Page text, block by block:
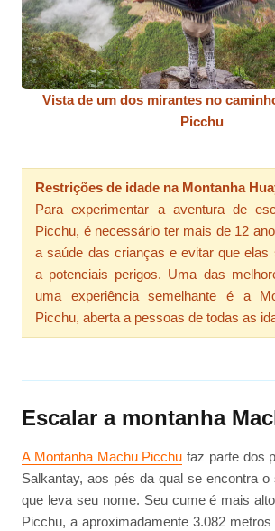
Vista de um dos mirantes no
Picchu
Restrições de idade na Montanha
Para experimentar a aventura de
Picchu, é necessário ter mais de 12
a saúde das crianças e evitar que elas
a potenciais perigos. Uma das
uma experiência semelhante é a
Picchu, aberta a pessoas de todas as
Escalar a montanha
A Montanha Machu Picchu faz parte dos
Salkantay, aos pés da qual se encontra o
que leva seu nome. Seu cume é mais
Picchu, a aproximadamente 3.082